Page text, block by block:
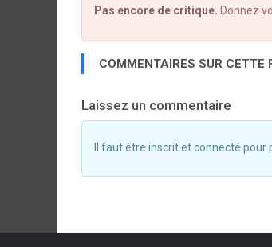
Pas encore de critique. Donnez
COMMENTAIRES SUR CETTE
Laissez un commentaire
Il faut être inscrit et connecté